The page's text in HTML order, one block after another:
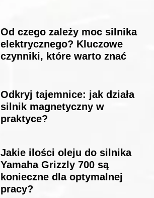
Od czego zależy moc silnika
elektrycznego? Kluczowe
czynniki, które warto znać
Odkryj tajemnice: jak działa
silnik magnetyczny w
praktyce?
Jakie ilości oleju do silnika
Yamaha Grizzly 700 są
konieczne dla optymalnej
pracy?